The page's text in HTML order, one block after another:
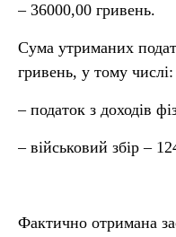
– 36000,00 гривень.
Сума утриманих
гривень, у тому числі:
– податок з доходів
– військовий збір –
Фактично отримана